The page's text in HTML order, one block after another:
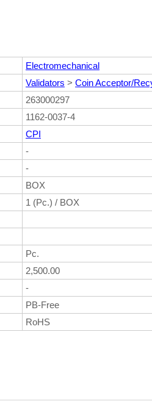
Electromechanical
Validators > Coin Acceptor/
263000297
1162-0037-4
CPI
-
-
BOX
1 (Pc.) / BOX
Pc.
2,500.00
-
PB-Free
RoHS